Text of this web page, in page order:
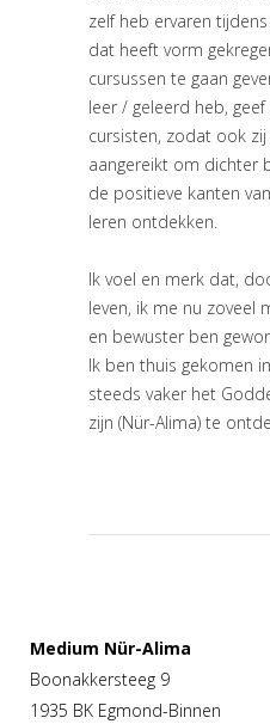
zelf heb ervaren
dat heeft vorm
cursussen te gaan
leer / geleerd heb,
cursisten, zodat ook
aangereikt om dichter
de positieve kanten
leren ontdekken.
Ik voel en merk dat,
leven, ik me nu zoveel
en bewuster ben
Ik ben thuis gekomen
steeds vaker het
zijn (Nür-Alima) te
Medium Nür-Alima
Boonakkersteeg 9
1935 BK Egmond-Binnen